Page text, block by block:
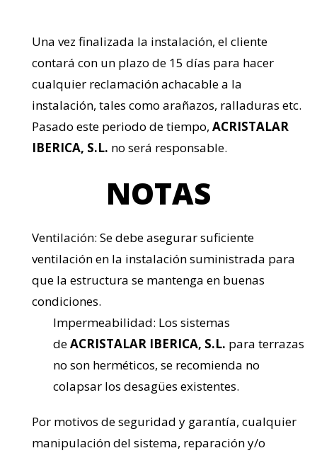
Una vez finalizada la instalación, el cliente
contará con un plazo de 15 días para hacer
cualquier reclamación achacable a la
instalación, tales como arañazos, ralladuras etc.
Pasado este periodo de tiempo, ACRISTALAR
IBERICA, S.L. no será responsable.
NOTAS
Ventilación: Se debe asegurar suficiente
ventilación en la instalación suministrada para
que la estructura se mantenga en buenas
condiciones.
Impermeabilidad: Los sistemas
deACRISTALAR IBERICA, S.L. para terrazas
no son herméticos, se recomienda no
colapsar los desagües existentes.
Por motivos de seguridad y garantía, cualquier
manipulación del sistema, reparación y/o